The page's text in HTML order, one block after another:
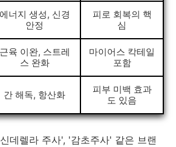
에너지 생성, 신경
안정
피로 회복의 핵
심
근육 이완, 스트레
스 완화
마이어스 칵테일
포함
간 해독, 항산화
피부 미백 효과
도 있음
데렐라 주사', '감초주사' 같은 브랜